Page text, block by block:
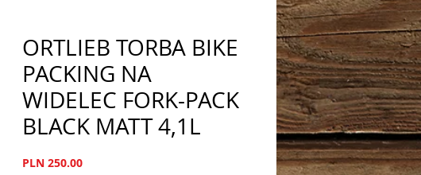
ORTLIEB TORBA BIKE
PACKING NA
WIDELEC FORK-PACK
BLACK MATT 4,1L
PLN 250.00Cena